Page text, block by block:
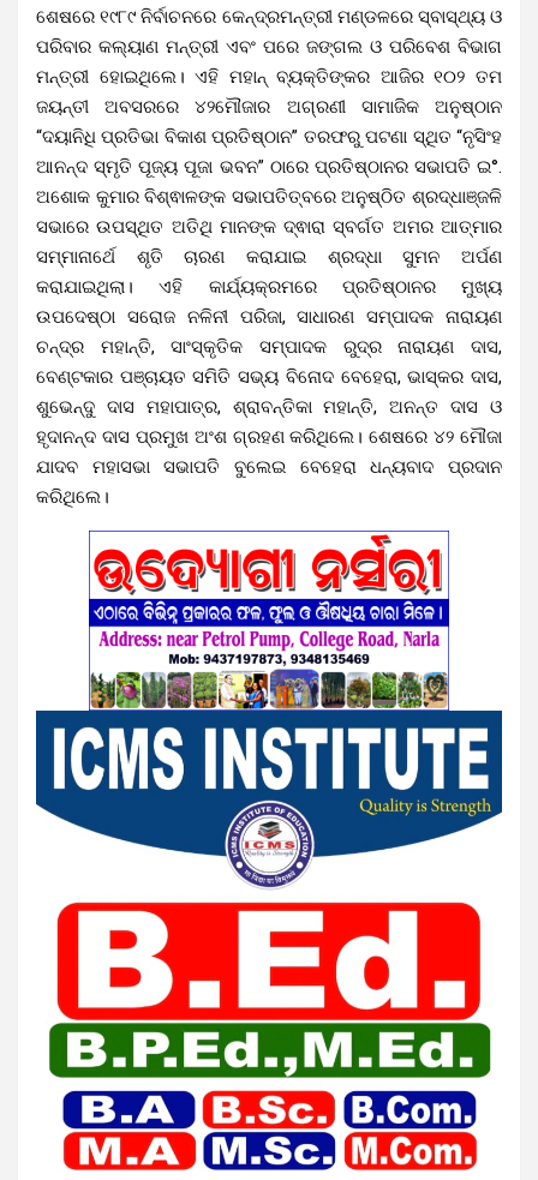
ଶେଷରେ ୧୯୮୯ ନିର୍ବାଚନରେ କେନ୍ଦ୍ରମନ୍ତ୍ରୀ ମଣ୍ଡଳରେ ସ୍ବାସ୍ଥ୍ୟ ଓ
ପରିବାର କଲ୍ୟାଣ ମନ୍ତ୍ରୀ ଏବଂ ପରେ ଜଙ୍ଗଲ ଓ ପରିବେଶ ବିଭାଗ
ମନ୍ତ୍ରୀ ହୋଇଥିଲେ। ଏହି ମହାନ୍ ବ୍ୟକ୍ତିଙ୍କର ଆଜିର ୧୦୨ ତମ
ଜୟନ୍ତୀ ଅବସରରେ ୪୨ମୌଜାର ଅଗ୍ରଣୀ ସାମାଜିକ ଅନୁଷ୍ଠାନ
“ଦୟାନିଧି ପ୍ରତିଭା ବିକାଶ ପ୍ରତିଷ୍ଠାନ” ତରଫରୁ ପଟଣା ସ୍ଥିତ “ନୃସିଂହ
ଆନନ୍ଦ ସ୍ମୃତି ପୂଜ୍ୟ ପୂଜା ଭବନ” ଠାରେ ପ୍ରତିଷ୍ଠାନର ସଭାପତି ଇ°.
ଅଶୋକ କୁମାର ବିଶ୍ଵାଳଙ୍କ ସଭାପତିତ୍ବରେ ଅନୁଷ୍ଠିତ ଶ୍ରଦ୍ଧାଞ୍ଜଳି
ସଭାରେ ଉପସ୍ଥିତ ଅତିଥି ମାନଙ୍କ ଦ୍ଵାରା ସ୍ବର୍ଗତ ଅମର ଆତ୍ମାର
ସମ୍ମାନାର୍ଥେ ଶୃତି ଚାରଣ କରାଯାଇ ଶ୍ରଦ୍ଧା ସୁମନ ଅର୍ପଣ
କରାଯାଇଥିଲା। ଏହି କାର୍ଯ୍ୟକ୍ରମରେ ପ୍ରତିଷ୍ଠାନର ମୁଖ୍ୟ
ଉପଦେଷ୍ଠା ସରୋଜ ନଳିନୀ ପରିଜା, ସାଧାରଣ ସମ୍ପାଦକ ନାରାୟଣ
ଚନ୍ଦ୍ର ମହାନ୍ତି, ସାଂସ୍କୃତିକ ସମ୍ପାଦକ ରୁଦ୍ର ନାରାୟଣ ଦାସ,
ବେଣ୍ଟକାର ପଞ୍ଚାୟତ ସମିତି ସଭ୍ୟ ବିନୋଦ ବେହେରା, ଭାସ୍କର ଦାସ,
ଶୁଭେନ୍ଦୁ ଦାସ ମହାପାତ୍ର, ଶ୍ରାବନ୍ତିକା ମହାନ୍ତି, ଅନନ୍ତ ଦାସ ଓ
ହୃଦାନନ୍ଦ ଦାସ ପ୍ରମୁଖ ଅଂଶ ଗ୍ରହଣ କରିଥିଲେ। ଶେଷରେ ୪୨ ମୌଜା
ଯାଦବ ମହାସଭା ସଭାପତି ବୁଲେଇ ବେହେରା ଧନ୍ୟବାଦ ପ୍ରଦାନ
କରିଥିଲେ।